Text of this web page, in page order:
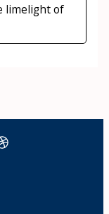
limelight of